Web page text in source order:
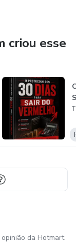
criou esse
da Hotmart.